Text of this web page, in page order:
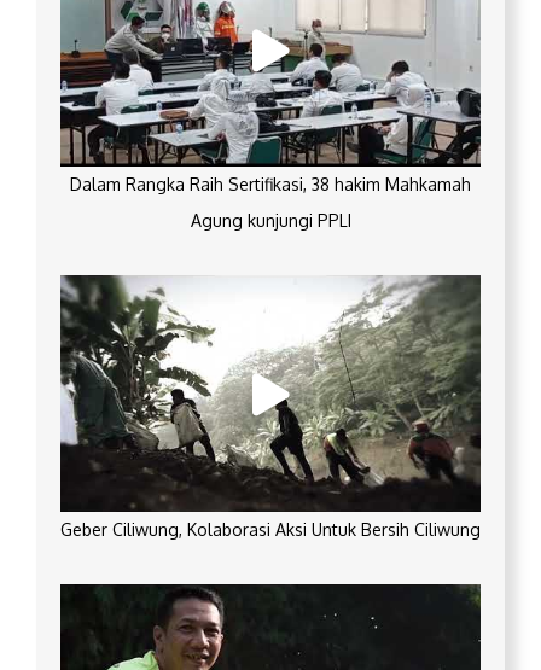
Dalam Rangka Raih Sertifikasi, 38 hakim Mahkamah
Agung kunjungi PPLI
Geber Ciliwung, Kolaborasi Aksi Untuk Bersih Ciliwung